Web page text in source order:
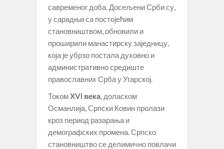
савременог доба. Досељени Срби су,
у сарадњи са постојећим
становништвом, обновили и
проширили манастирску заједницу,
која је убрзо постала духовно и
административно средиште
православних Срба у Угарској.
ТокомXVI века , доласком
Османлија, Српски Ковин пролази
кроз период разарања и
демографских промена. Српско
становништво се делимично повлачи